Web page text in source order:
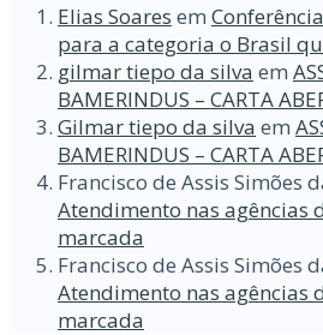
Elias Soares em
para a categoria o Brasil
gilmar tiepo da silva em
BAMERINDUS – CARTA
Gilmar tiepo da silva em
BAMERINDUS – CARTA
Francisco de Assis Simões
Atendimento nas agências
marcada
Francisco de Assis Simões
Atendimento nas agências
marcada